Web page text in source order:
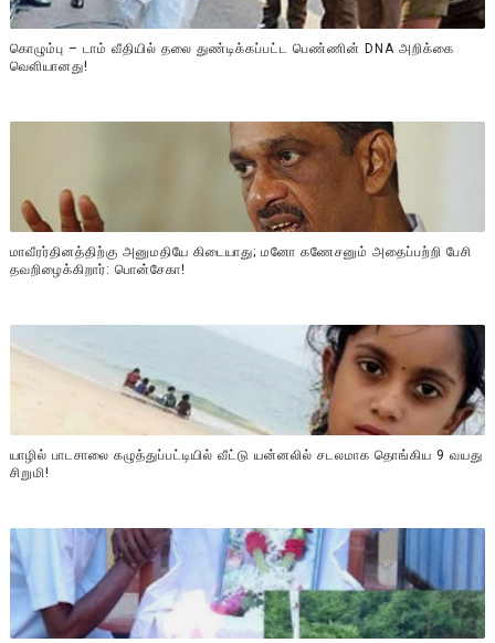
கொழும்பு – டாம் வீதியில் தலை துண்டிக்கப்பட்ட பெண்ணின் DNA அறிக்கை
வௌியானது!
மாவீரர்தினத்திற்கு அனுமதியே கிடையாது; மனோ கணேசனும் அதைப்பற்றி பேசி
தவறிழைக்கிறார்: பொன்சேகா!
யாழில் பாடசாலை கழுத்துப்பட்டியில் வீட்டு யன்னலில் சடலமாக தொங்கிய 9 வயது
சிறுமி!